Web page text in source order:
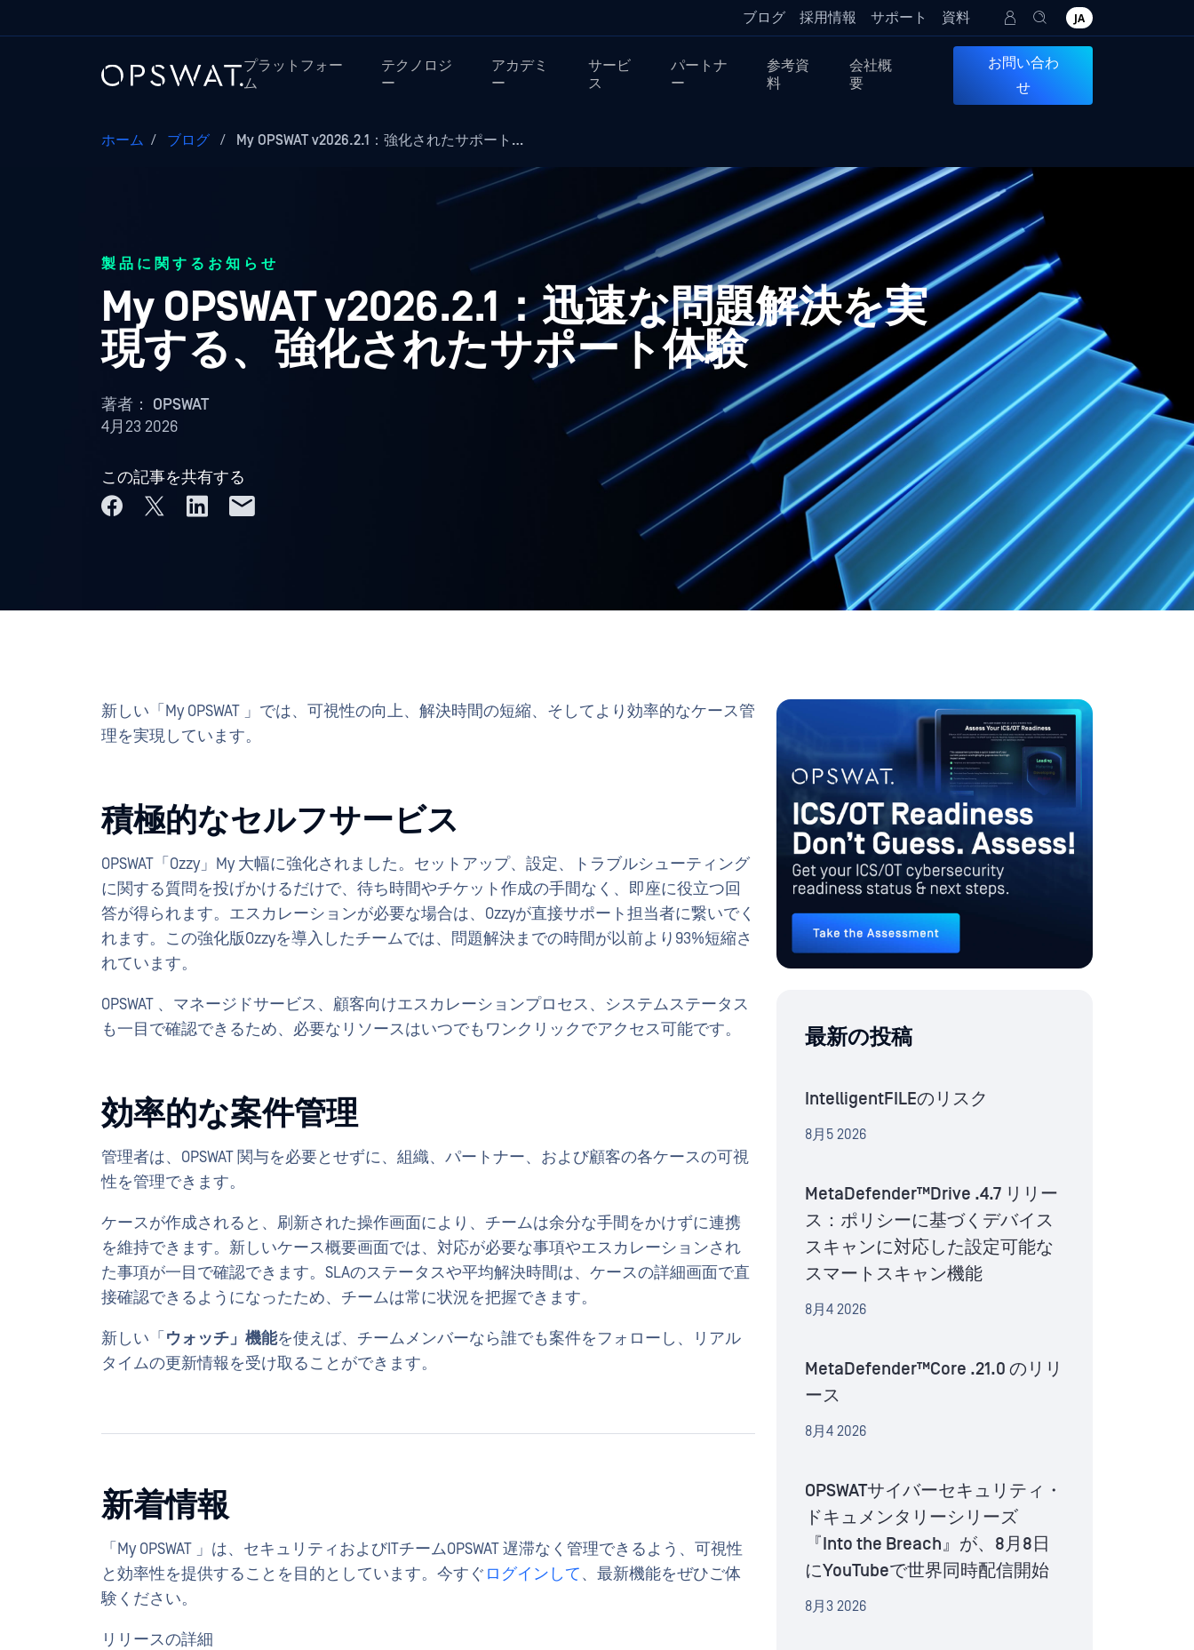
ブログ 採用情報 サポート 資料 JA
プラットフォー
ム
テクノロジ
ー
アカデミ
ー
サービ
ス
パートナ
ー
参考資
料
会社概
要
お問い合わ
せ
ホーム / ブログ / My OPSWAT v2026.2.1：強化されたサポート…
製品に関するお知らせ
My OPSWAT v2026.2.1：迅速な問題解決を実
現する、強化されたサポート体験
著者： OPSWAT
4月23 2026
この記事を共有する
新しい「My OPSWAT 」では、可視性の向上、解決時間の短縮、そしてより効率的なケース管
理を実現しています。
積極的なセルフサービス
OPSWAT「Ozzy」My 大幅に強化されました。セットアップ、設定、トラブルシューティング
に関する質問を投げかけるだけで、待ち時間やチケット作成の手間なく、即座に役立つ回
答が得られます。エスカレーションが必要な場合は、Ozzyが直接サポート担当者に繋いでく
れます。この強化版Ozzyを導入したチームでは、問題解決までの時間が以前より93%短縮さ
れています。
OPSWAT 、マネージドサービス、顧客向けエスカレーションプロセス、システムステータス
も一目で確認できるため、必要なリソースはいつでもワンクリックでアクセス可能です。
効率的な案件管理
管理者は、OPSWAT 関与を必要とせずに、組織、パートナー、および顧客の各ケースの可視
性を管理できます。
ケースが作成されると、刷新された操作画面により、チームは余分な手間をかけずに連携
を維持できます。新しいケース概要画面では、対応が必要な事項やエスカレーションされ
た事項が一目で確認できます。SLAのステータスや平均解決時間は、ケースの詳細画面で直
接確認できるようになったため、チームは常に状況を把握できます。
新しい「 ウォッチ」機能を使えば、チームメンバーなら誰でも案件をフォローし、リアル
タイムの更新情報を受け取ることができます。
新着情報
「My OPSWAT 」は、セキュリティおよびITチームOPSWAT 遅滞なく管理できるよう、可視性
と効率性を提供することを目的としています。今すぐ ログインして、最新機能をぜひご体
験ください。
リリースの詳細
最新の投稿
IntelligentFILEのリスク
8月5 2026
MetaDefender™Drive .4.7 リリー
ス：ポリシーに基づくデバイス
スキャンに対応した設定可能な
スマートスキャン機能
8月4 2026
MetaDefender™Core .21.0 のリリ
ース
8月4 2026
OPSWATサイバーセキュリティ・
ドキュメンタリーシリーズ
『Into the Breach』が、8月8日
にYouTubeで世界同時配信開始
8月3 2026